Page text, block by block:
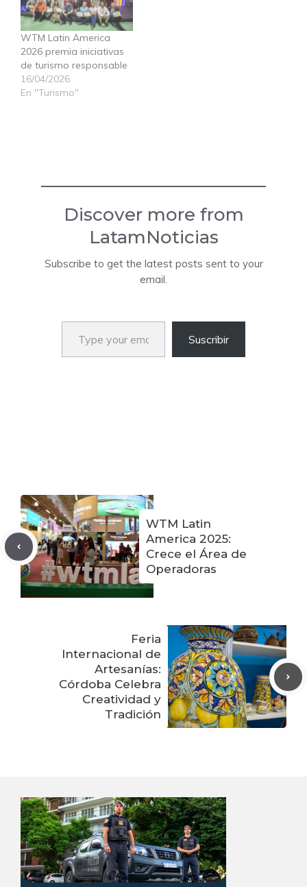
WTM Latin America
2026 premia iniciativas
de turismo responsable
16/04/2026
En "Turismo"
Discover more from
LatamNoticias
Subscribe to get the latest posts sent to your
email.
Type your email…
Suscribir
WTM Latin
America 2025:
Crece el Área de
Operadoras
Feria
Internacional de
Artesanías:
Córdoba Celebra
Creatividad y
Tradición